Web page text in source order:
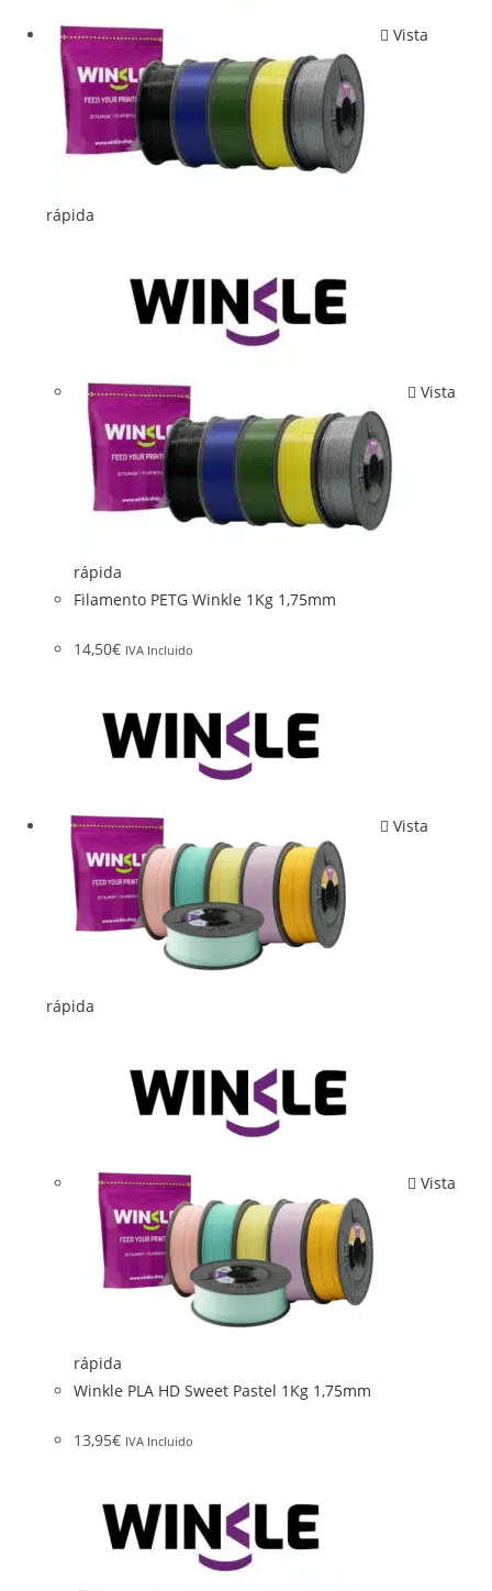
Vista
rápida
Vista
rápida
Filamento PETG Winkle 1Kg 1,75mm
14,50€ IVA Incluido
Vista
rápida
Vista
rápida
Winkle PLA HD Sweet Pastel 1Kg 1,75mm
13,95€ IVA Incluido